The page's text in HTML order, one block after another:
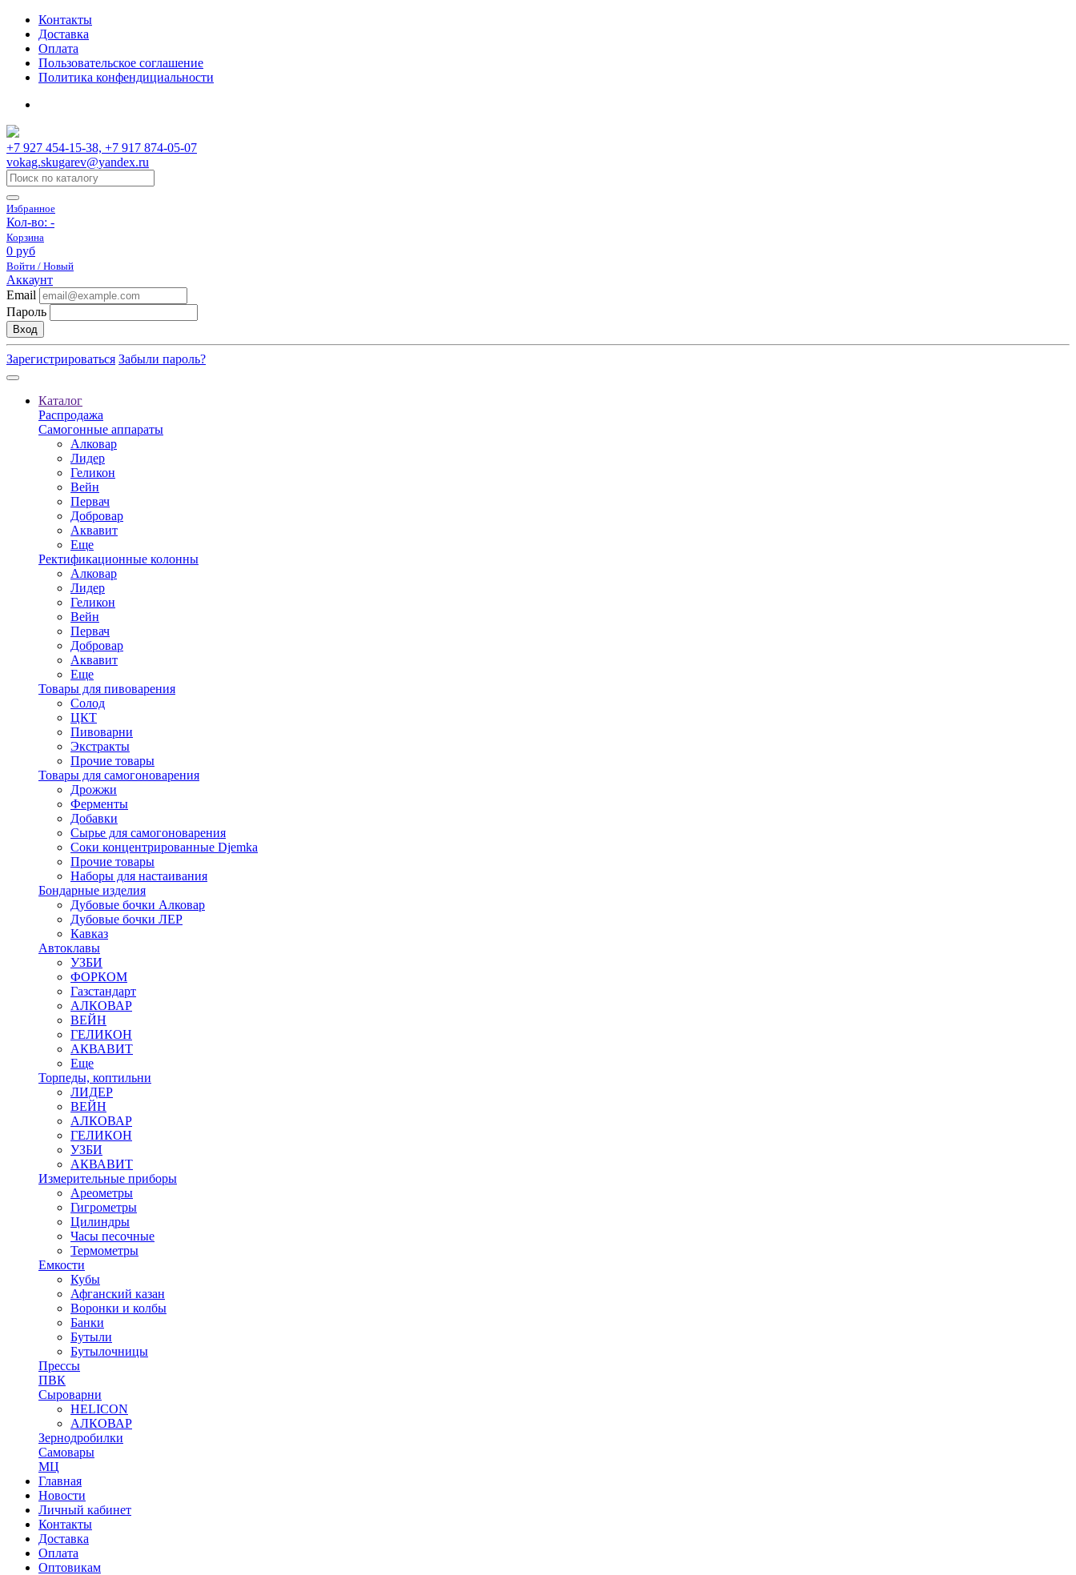
Контакты
Доставка
Оплата
Пользовательское соглашение
Политика конфендициальности
+7 927 454-15-38, +7 917 874-05-07
vokag.skugarev@yandex.ru
Избранное
Кол-во: -
Корзина
0 руб
Войти / Новый
Аккаунт
Email
Пароль
Вход
Зарегистрироваться Забыли пароль?
Каталог
Распродажа
Самогонные аппараты
Алковар
Лидер
Геликон
Вейн
Первач
Добровар
Аквавит
Еще
Ректификационные колонны
Алковар
Лидер
Геликон
Вейн
Первач
Добровар
Аквавит
Еще
Товары для пивоварения
Солод
ЦКТ
Пивоварни
Экстракты
Прочие товары
Товары для самогоноварения
Дрожжи
Ферменты
Добавки
Сырье для самогоноварения
Соки концентрированные Djemka
Прочие товары
Наборы для настаивания
Бондарные изделия
Дубовые бочки Алковар
Дубовые бочки ЛЕР
Кавказ
Автоклавы
УЗБИ
ФОРКОМ
Газстандарт
АЛКОВАР
ВЕЙН
ГЕЛИКОН
АКВАВИТ
Еще
Торпеды, коптильни
ЛИДЕР
ВЕЙН
АЛКОВАР
ГЕЛИКОН
УЗБИ
АКВАВИТ
Измерительные приборы
Ареометры
Гигрометры
Цилиндры
Часы песочные
Термометры
Емкости
Кубы
Афганский казан
Воронки и колбы
Банки
Бутыли
Бутылочницы
Прессы
ПВК
Сыроварни
HELICON
АЛКОВАР
Зернодробилки
Самовары
МЦ
Главная
Новости
Личный кабинет
Контакты
Доставка
Оплата
Оптовикам